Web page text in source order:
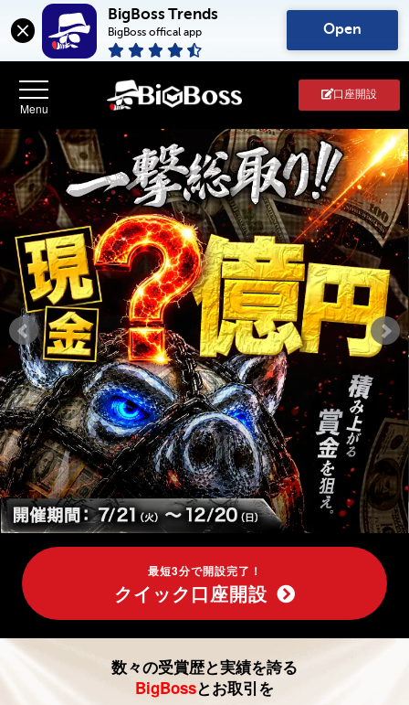
BigBoss Trends
BigBoss offical app Open
口座開設
BigBoss(ビ
ッ
グ
ボ
ス)
-
FX・
CFD
取
引、
ク
イ
ッ
ク
口
座
最短3分で開設完了！
クイック口座開設
数々の受賞歴と実績を誇る
BigBossとお取引を